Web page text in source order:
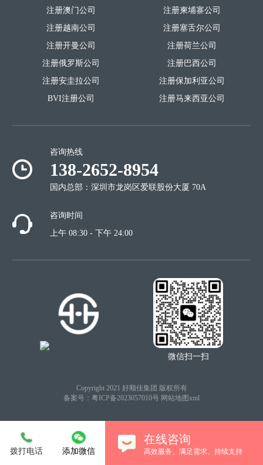
注册澳门公司
注册柬埔寨公司
注册越南公司
注册开曼公司
注册俄罗斯公司
注册安圭拉公司
BVI注册公司
注册塞舌尔公司
注册荷兰公司
注册巴西公司
注册保加利亚公司
注册马来西亚公司
咨询热线
138-2652-8954
国内总部：深圳市龙岗区爱联股份大厦 70A
咨询时间
上午 08:30 - 下午 24:00
微信扫一扫
Copyright 2021 好顺佳集团 版权所有
备案号： 粤ICP备2023057010号 网站地图xml
拨打电话 添加微信
在线咨询
高效服务、满足需求、持续支持